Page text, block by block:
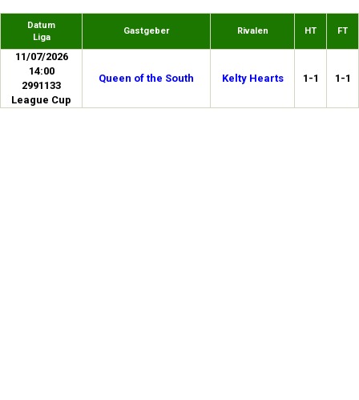
Datum
Liga
Gastgeber Rivalen HT FT
11/07/2026
14:00
2991133
League Cup
Queen of the South Kelty Hearts 1-1 1-1